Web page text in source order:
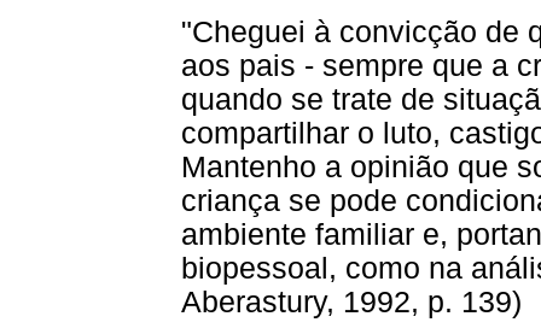
"Cheguei à convicção de
aos pais - sempre que a
quando se trate de
compartilhar o luto,
Mantenho a opinião que
criança se pode
ambiente familiar e,
biopessoal, como na
Aberastury, 1992, p. 139)